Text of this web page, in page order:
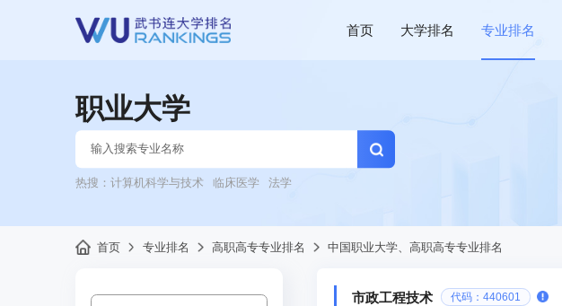
首页 大学排名 专业排名
职业大学
热搜： 计算机科学与技术 临床医学 法学
首页 专业排名 高职高专专业排名 中国职业大学、高职高专专业排名
市政工程技术 代码：440601